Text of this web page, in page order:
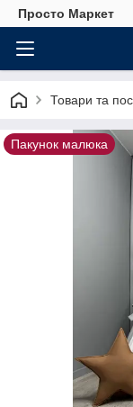
Просто Маркет
Товари та
Пакунок малюка